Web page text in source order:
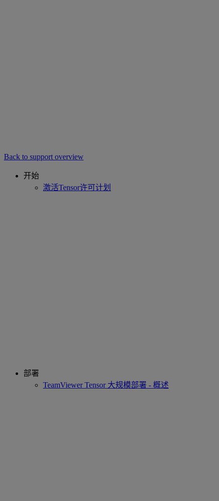
Back to support overview
开始
激活Tensor许可计划
部署
TeamViewer Tensor 大规模部署 - 概述